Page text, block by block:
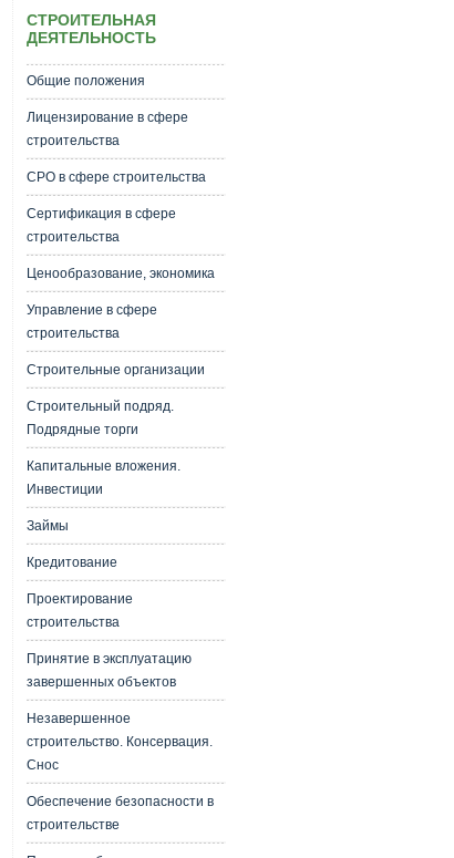
СТРОИТЕЛЬНАЯ
ДЕЯТЕЛЬНОСТЬ
Общие положения
Лицензирование в сфере
строительства
СРО в сфере строительства
Сертификация в сфере
строительства
Ценообразование, экономика
Управление в сфере
строительства
Строительные организации
Строительный подряд.
Подрядные торги
Капитальные вложения.
Инвестиции
Займы
Кредитование
Проектирование
строительства
Принятие в эксплуатацию
завершенных объектов
Незавершенное
строительство. Консервация.
Снос
Обеспечение безопасности в
строительстве